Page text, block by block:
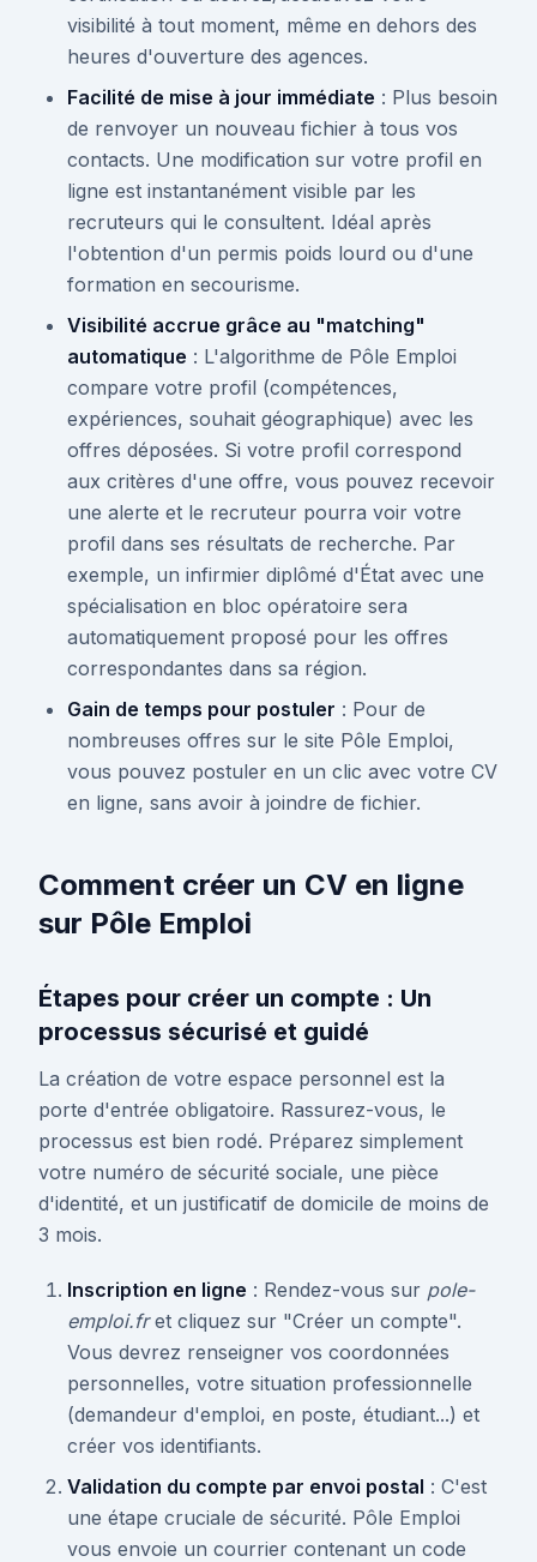
visibilité à tout moment, même en dehors des
heures d'ouverture des agences.
Facilité de mise à jour immédiate : Plus besoin
de renvoyer un nouveau fichier à tous vos
contacts. Une modification sur votre profil en
ligne est instantanément visible par les
recruteurs qui le consultent. Idéal après
l'obtention d'un permis poids lourd ou d'une
formation en secourisme.
Visibilité accrue grâce au "matching"
automatique : L'algorithme de Pôle Emploi
compare votre profil (compétences,
expériences, souhait géographique) avec les
offres déposées. Si votre profil correspond
aux critères d'une offre, vous pouvez recevoir
une alerte et le recruteur pourra voir votre
profil dans ses résultats de recherche. Par
exemple, un infirmier diplômé d'État avec une
spécialisation en bloc opératoire sera
automatiquement proposé pour les offres
correspondantes dans sa région.
Gain de temps pour postuler : Pour de
nombreuses offres sur le site Pôle Emploi,
vous pouvez postuler en un clic avec votre CV
en ligne, sans avoir à joindre de fichier.
Comment créer un CV en ligne
sur Pôle Emploi
Étapes pour créer un compte : Un
processus sécurisé et guidé
La création de votre espace personnel est la
porte d'entrée obligatoire. Rassurez-vous, le
processus est bien rodé. Préparez simplement
votre numéro de sécurité sociale, une pièce
d'identité, et un justificatif de domicile de moins de
3 mois.
Inscription en ligne : Rendez-vous sur pole-
emploi.fret cliquez sur "Créer un compte".
Vous devrez renseigner vos coordonnées
personnelles, votre situation professionnelle
(demandeur d'emploi, en poste, étudiant...) et
créer vos identifiants.
Validation du compte par envoi postal : C'est
une étape cruciale de sécurité. Pôle Emploi
vous envoie un courrier contenant un code